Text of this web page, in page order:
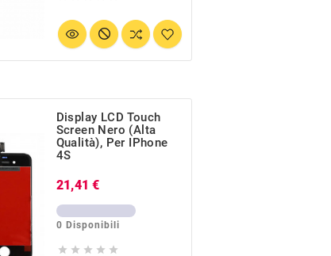
Display LCD Touch
Screen Nero (Alta
Qualità), Per IPhone
4S
21,41 €
0 Disponibili
    